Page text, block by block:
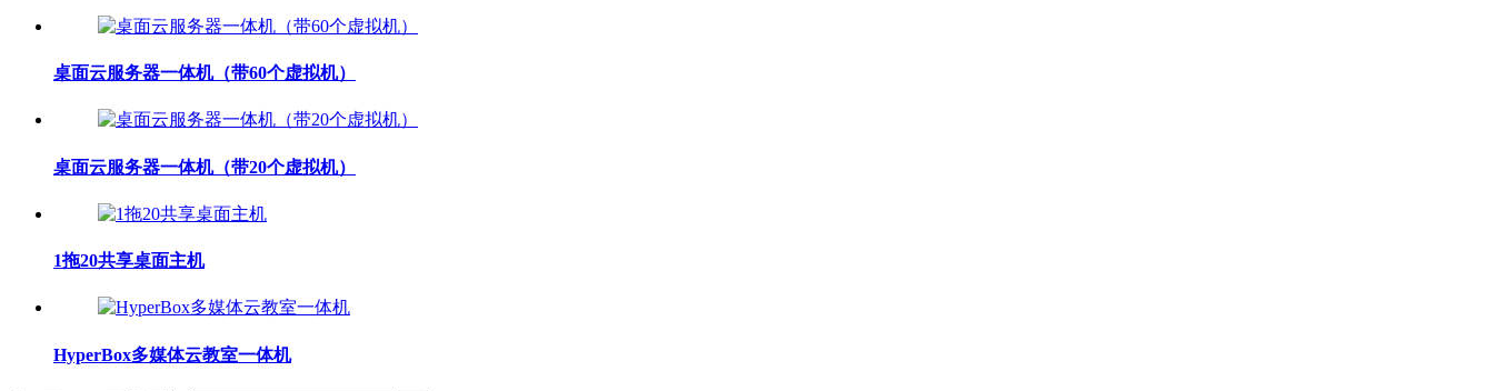
桌面云服务器一体机（带60个虚拟机）
桌面云服务器一体机（带20个虚拟机）
1拖20共享桌面主机
HyperBox多媒体云教室一体机